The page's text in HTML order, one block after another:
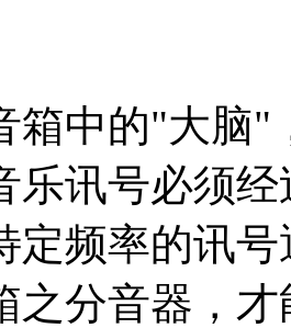
箱中的"大脑"
乐讯号必须
定频率的讯
之分音器，